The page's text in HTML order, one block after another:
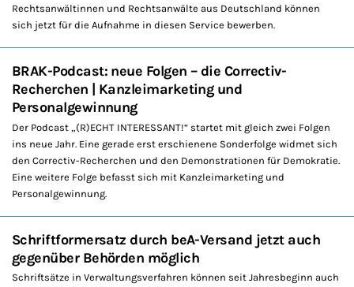
Rechtsanwältinnen und Rechtsanwälte aus Deutschland können
sich jetzt für die Aufnahme in diesen Service bewerben.
BRAK-Podcast: neue Folgen – die Correctiv-
Recherchen | Kanzleimarketing und
Personalgewinnung
Der Podcast „(R)ECHT INTERESSANT!“ startet mit gleich zwei Folgen
ins neue Jahr. Eine gerade erst erschienene Sonderfolge widmet sich
den Correctiv-Recherchen und den Demonstrationen für Demokratie.
Eine weitere Folge befasst sich mit Kanzleimarketing und
Personalgewinnung.
Schriftformersatz durch beA-Versand jetzt auch
gegenüber Behörden möglich
Schriftsätze in Verwaltungsverfahren können seit Jahresbeginn auch